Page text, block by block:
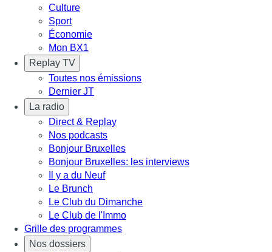
Culture
Sport
Économie
Mon BX1
Replay TV
Toutes nos émissions
Dernier JT
La radio
Direct & Replay
Nos podcasts
Bonjour Bruxelles
Bonjour Bruxelles: les interviews
Il y a du Neuf
Le Brunch
Le Club du Dimanche
Le Club de l'Immo
Grille des programmes
Nos dossiers